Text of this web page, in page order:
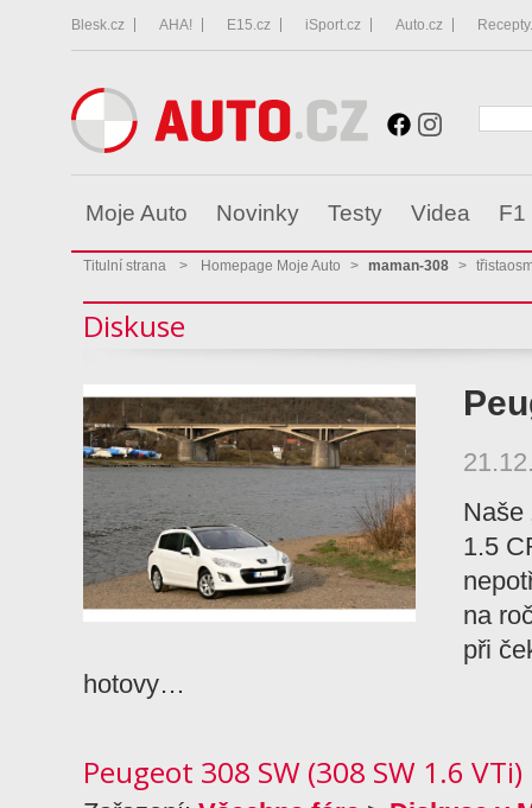
Blesk.cz AHA! E15.cz iSport.cz Auto.cz
Moje Auto Novinky Testy Videa F1
Titulní strana > Homepage Moje Auto > maman-308 >
Diskuse
Naše
1.5
na
při
hotovy…
Peugeot 308 SW (308 SW 1.6 VTi)